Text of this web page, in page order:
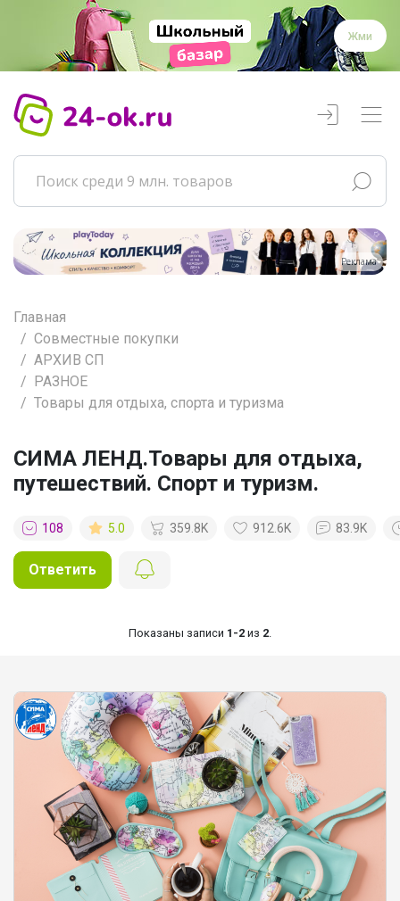
Жми
Реклама
Главная
Совместные покупки
АРХИВ СП
РАЗНОЕ
Товары для отдыха, спорта и туризма
СИМА ЛЕНД.Товары для отдыха,
путешествий. Спорт и туризм.
108 5.0 359.8K 912.6K 83.9K
Ответить
Показаны записи 1-2 из 2